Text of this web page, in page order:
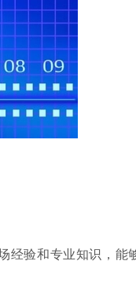
经验和专业知识，能